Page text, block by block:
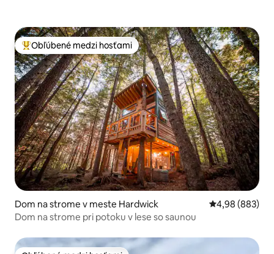
Najobľúbenejšie medzi hosťami
Obľúbené medzi hosťami
Dom na strome v meste Hardwick Priemerné
4,98 (883)
Dom na strome pri potoku v lese so saunou